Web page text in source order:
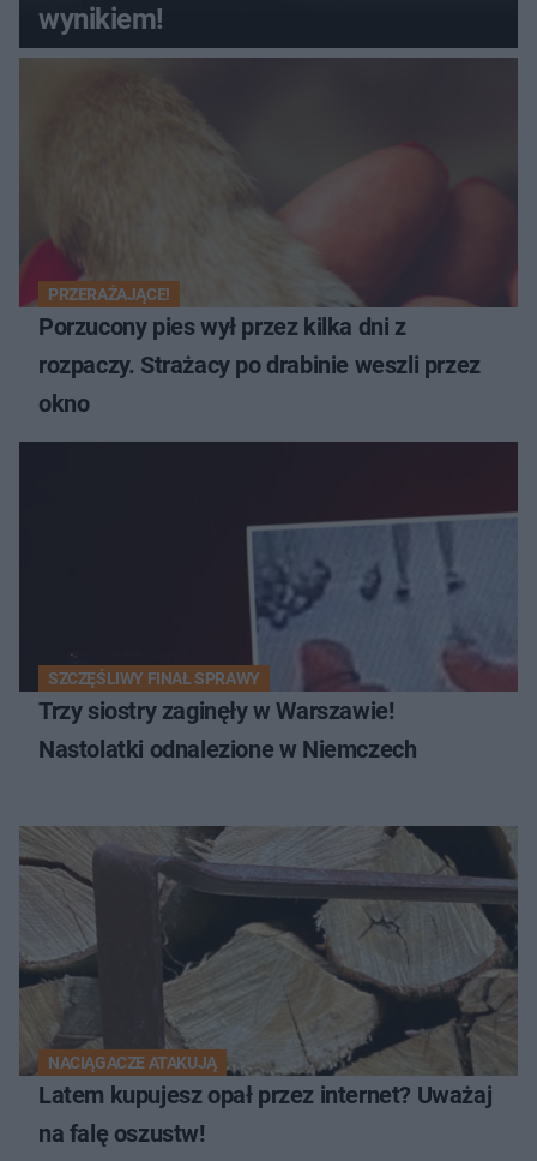
wynikiem!
PRZERAŻAJĄCE!
Porzucony pies wył przez kilka dni z
rozpaczy. Strażacy po drabinie weszli przez
okno
SZCZĘŚLIWY FINAŁ SPRAWY
Trzy siostry zaginęły w Warszawie!
Nastolatki odnalezione w Niemczech
NACIĄGACZE ATAKUJĄ
Latem kupujesz opał przez internet? Uważaj
na falę oszustw!